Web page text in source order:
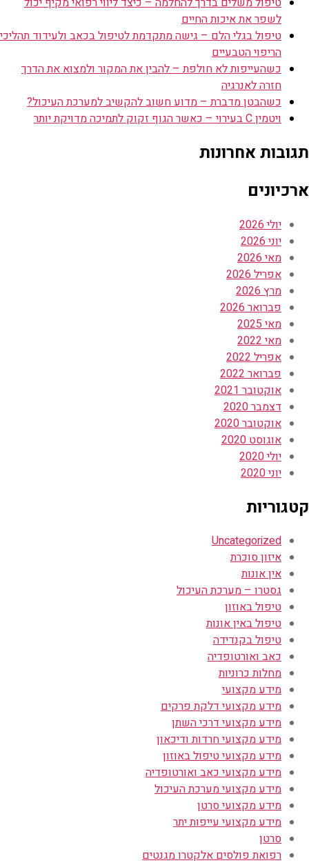
לשפר את איכות החיים
טיפול בגלי הלם – גישה מתקדמת לטיפול בכאב ולעידוד תהליכי
הריפוי הטבעיים
כשהעייפות לא חולפת – להבין את המקור ולמצוא את הדרך
חזרה לאנרגיה
כשהבטן מדברת – מדוע חשוב להקשיב למערכת העיכול?
ויטמין C בעירוי – כאשר הגוף זקוק לתמיכה מדויקת יותר
תגובות אחרונות
ארכיונים
יולי 2026
יוני 2026
מאי 2026
אפריל 2026
מרץ 2026
פברואר 2026
מאי 2025
מאי 2022
אפריל 2022
פברואר 2022
אוקטובר 2021
דצמבר 2020
אוקטובר 2020
אוגוסט 2020
יולי 2020
יוני 2020
קטגוריות
Uncategorized
איזון סוכרת
אין אונות
גסטרו – מערכת העיכול
טיפול באוזון
טיפול באין אונות
טיפול בקנדידה
כאב ואורטופדיה
מחלות כרוניות
מידע מקצועי
מידע מקצועי דלקת פרקים
מידע מקצועי דרכי השתן
מידע מקצועי חרדות ודיכאון
מידע מקצועי טיפול באוזון
מידע מקצועי כאב ואורטופדיה
מידע מקצועי מערכת העיכול
מידע מקצועי סרטן
מידע מקצועי עייפות יתר
סרטן
רפואת פולסים אלקטרו מגנטים